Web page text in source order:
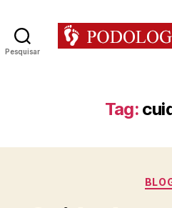
Pesquisar
|
Tag: